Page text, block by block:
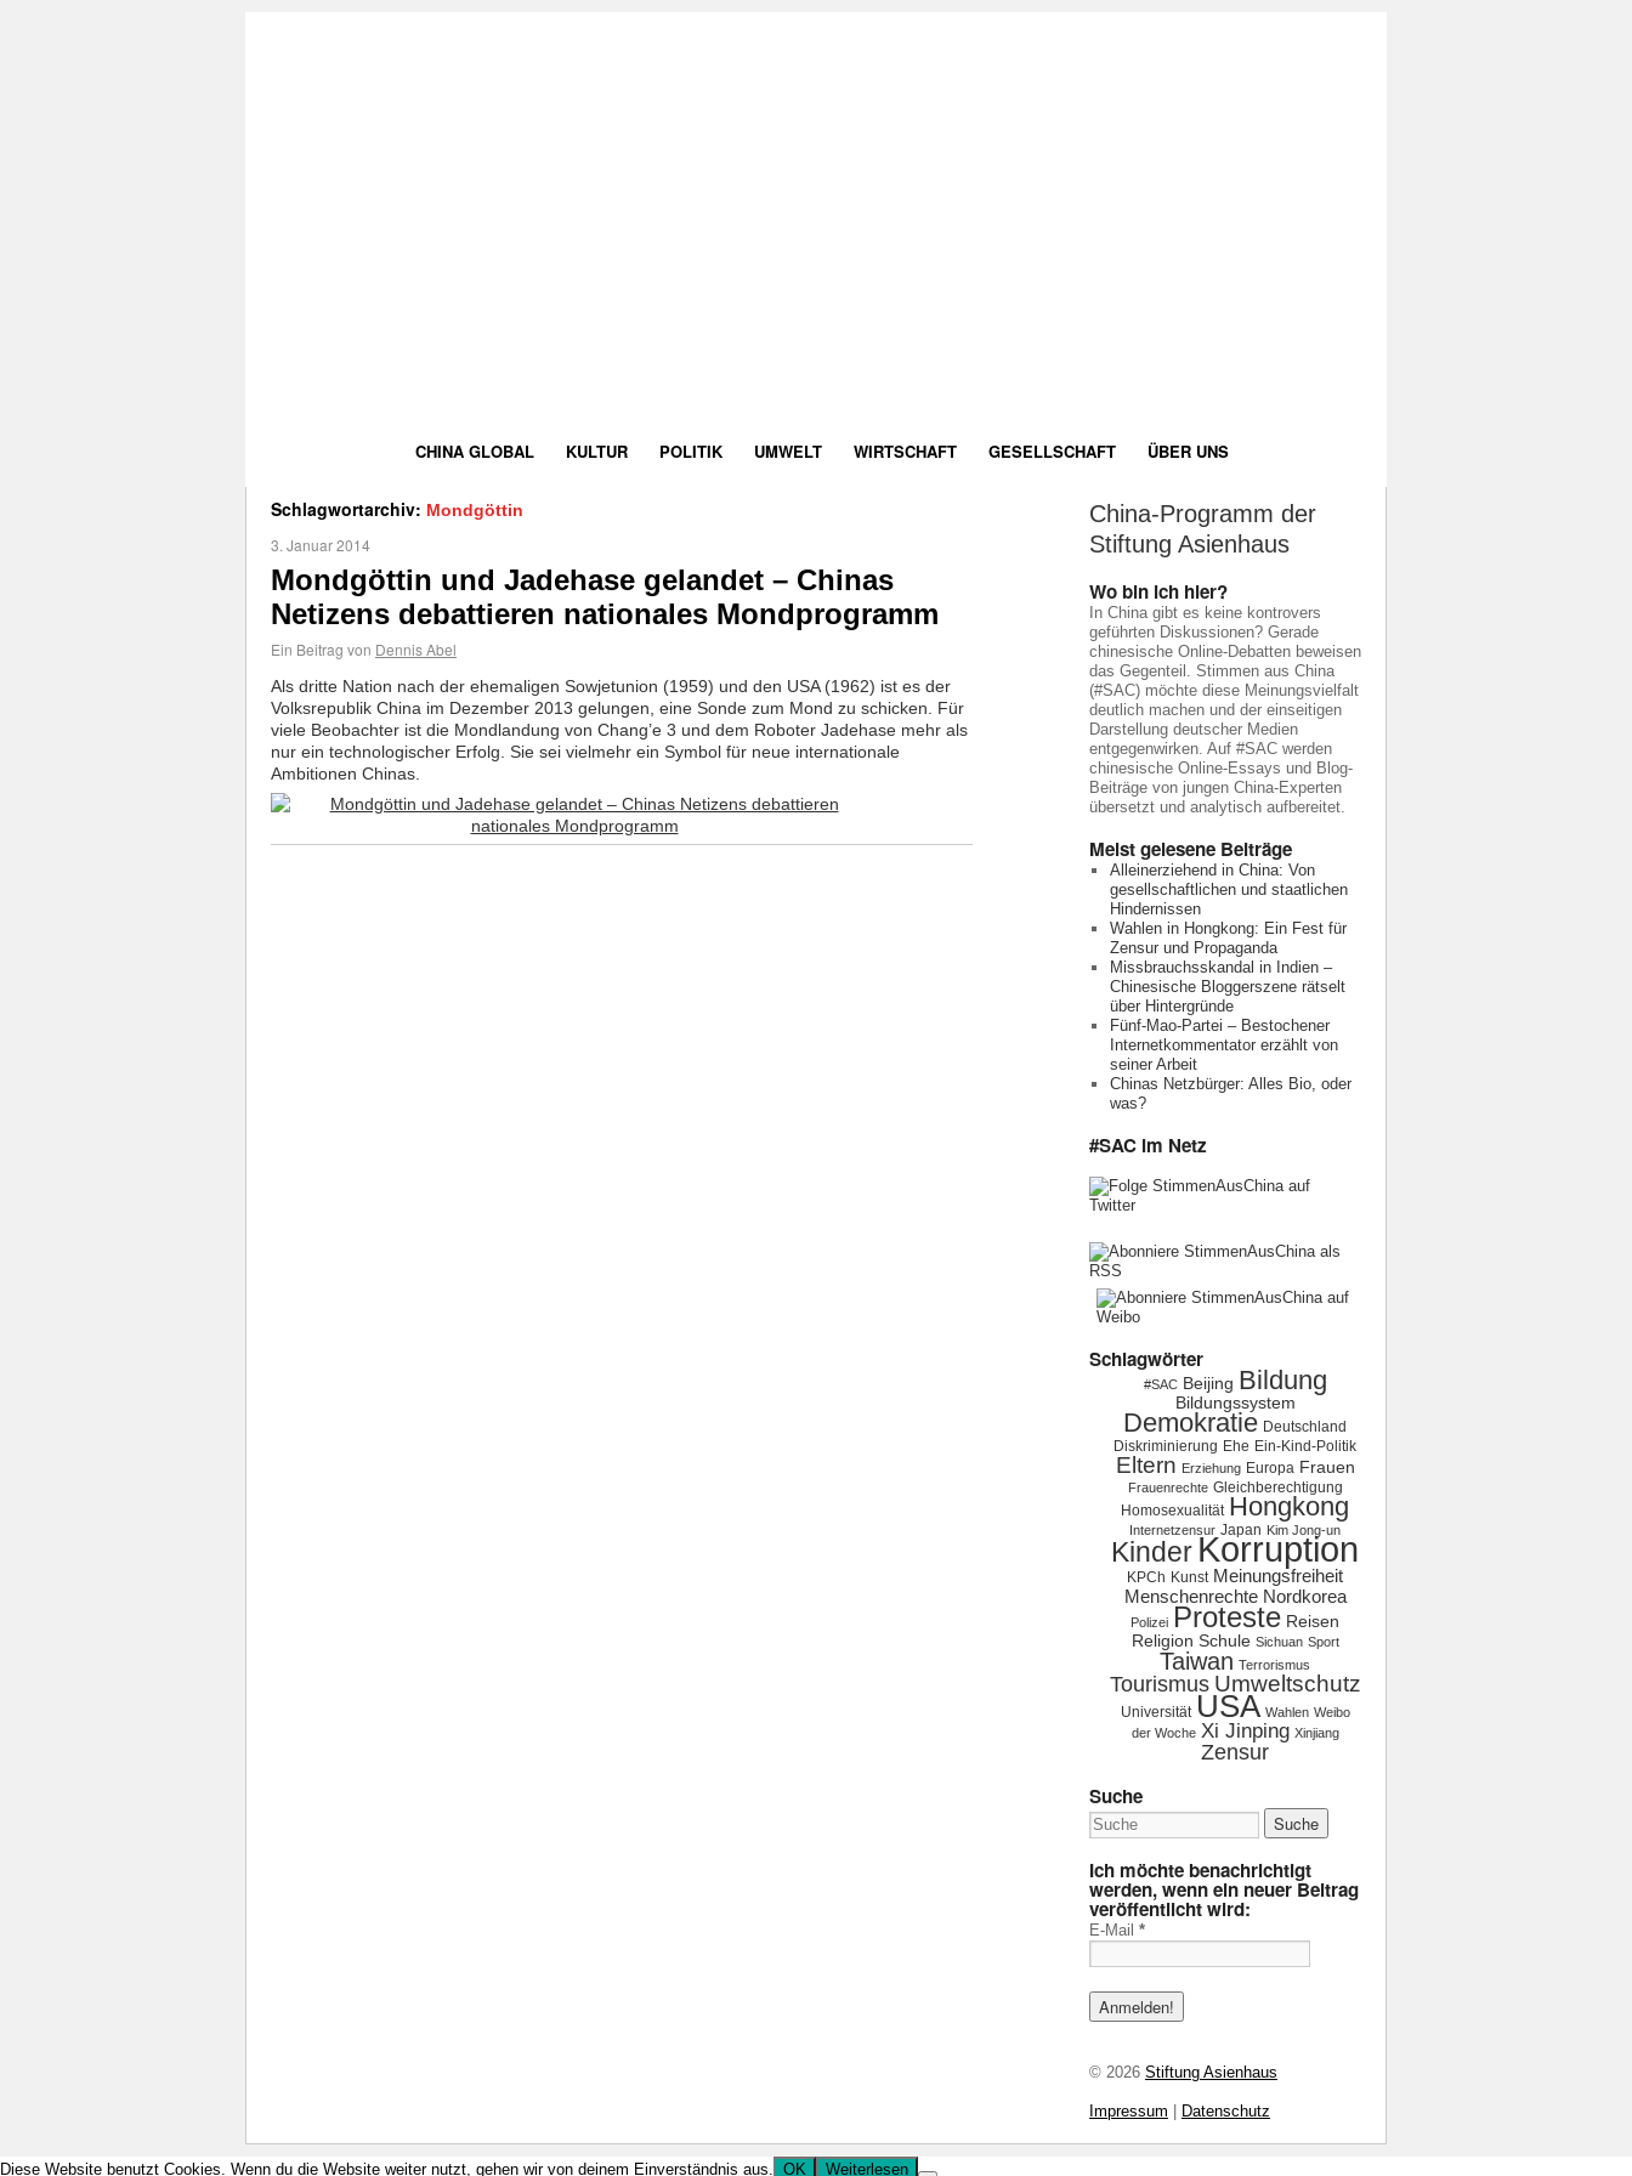
CHINA GLOBAL KULTUR POLITIK UMWELT WIRTSCHAFT GESELLSCHAFT ÜBER UNS
Schlagwortarchiv: Mondgöttin
3. Januar 2014
Mondgöttin und Jadehase gelandet – Chinas
Netizens debattieren nationales Mondprogramm
Ein Beitrag von Dennis Abel
Als dritte Nation nach der ehemaligen Sowjetunion (1959) und den USA (1962) ist es der
Volksrepublik China im Dezember 2013 gelungen, eine Sonde zum Mond zu schicken. Für
viele Beobachter ist die Mondlandung von Chang’e 3 und dem Roboter Jadehase mehr als
nur ein technologischer Erfolg. Sie sei vielmehr ein Symbol für neue internationale
Ambitionen Chinas.
China-Programm der
Stiftung Asienhaus
Wo bin ich hier?
In China gibt es keine kontrovers
geführten Diskussionen? Gerade
chinesische Online-Debatten beweisen
das Gegenteil. Stimmen aus China
(#SAC) möchte diese Meinungsvielfalt
deutlich machen und der einseitigen
Darstellung deutscher Medien
entgegenwirken. Auf #SAC werden
chinesische Online-Essays und Blog-
Beiträge von jungen China-Experten
übersetzt und analytisch aufbereitet.
Meist gelesene Beiträge
Alleinerziehend in China: Von
gesellschaftlichen und staatlichen
Hindernissen
Wahlen in Hongkong: Ein Fest für
Zensur und Propaganda
Missbrauchsskandal in Indien –
Chinesische Bloggerszene rätselt
über Hintergründe
Fünf-Mao-Partei – Bestochener
Internetkommentator erzählt von
seiner Arbeit
Chinas Netzbürger: Alles Bio, oder
was?
#SAC im Netz
Schlagwörter
#SAC Beijing Bildung
Bildungssystem
Demokratie Deutschland
Diskriminierung Ehe Ein-Kind-Politik
Eltern Erziehung Europa Frauen
Frauenrechte Gleichberechtigung
Homosexualität Hongkong
Internetzensur Japan Kim Jong-un
KinderKorruption
KPCh Kunst Meinungsfreiheit
Menschenrechte Nordkorea
Polizei Proteste Reisen
Religion Schule Sichuan Sport
Taiwan Terrorismus
Tourismus Umweltschutz
Universität USA Wahlen Weibo
der Woche Xi Jinping Xinjiang
Zensur
Suche
Ich möchte benachrichtigt
werden, wenn ein neuer Beitrag
veröffentlicht wird:
E-Mail *
© 2026 Stiftung Asienhaus
Impressum Datenschutz
Diese Website benutzt Cookies. Wenn du die Website weiter nutzt, gehen wir von deinem Einverständnis aus. OK Weiterlesen